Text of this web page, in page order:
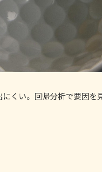
くい。回帰分析で要因